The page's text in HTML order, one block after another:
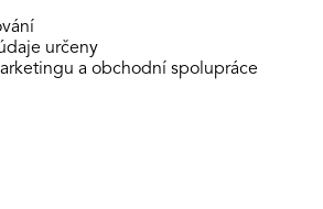
určeny
a obchodní spolupráce